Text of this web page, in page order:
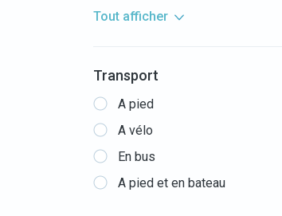
Tout afficher
Transport
A pied
A vélo
En bus
A pied et en bateau